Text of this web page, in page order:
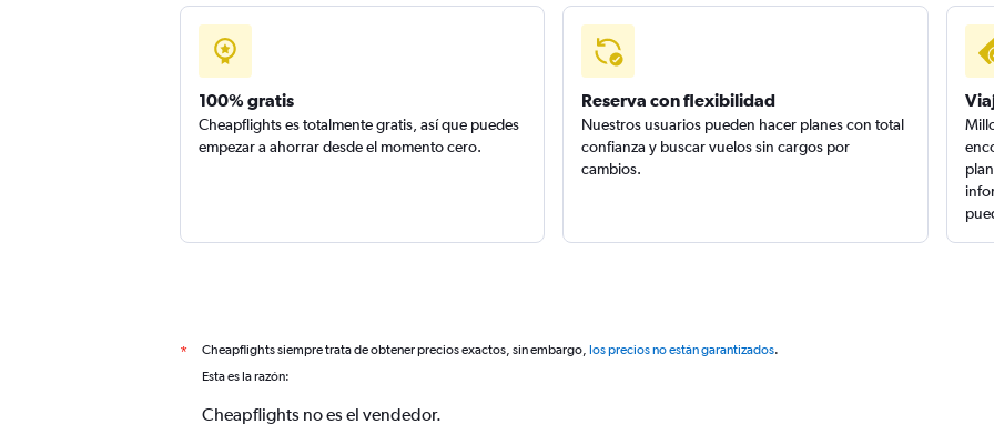
100% gratis
Cheapflights es totalmente gratis, así que puedes
empezar a ahorrar desde el momento cero.
Reserva con flexibilidad
Nuestros usuarios pueden hacer planes con total
confianza y buscar vuelos sin cargos por
cambios.
* Cheapflights siempre trata de obtener precios exactos, sin embargo, los precios no están garantizados.
Esta es la razón:
Cheapflights no es el vendedor.